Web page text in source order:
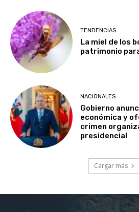
TENDENCIAS
La miel de los
patrimonio
NACIONALES
Gobierno
económica y
crimen
presidencial
Cargar más